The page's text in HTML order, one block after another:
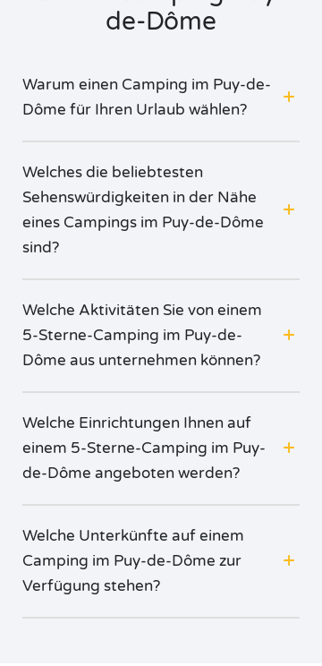
de-Dôme
Warum einen Camping im Puy-de-
Dôme für Ihren Urlaub wählen?
Welches die beliebtesten
Sehenswürdigkeiten in der Nähe
eines Campings im Puy-de-Dôme
sind?
Welche Aktivitäten Sie von einem
5-Sterne-Camping im Puy-de-
Dôme aus unternehmen können?
Welche Einrichtungen Ihnen auf
einem 5-Sterne-Camping im Puy-
de-Dôme angeboten werden?
Welche Unterkünfte auf einem
Camping im Puy-de-Dôme zur
Verfügung stehen?